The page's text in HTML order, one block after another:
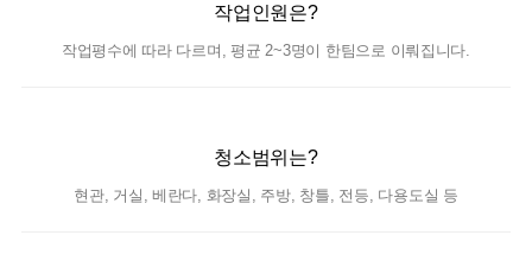
작업인원은?
작업평수에 따라 다르며, 평균 2~3명이 한팀으로 이뤄집니다.
청소범위는?
현관, 거실, 베란다, 화장실, 주방, 창틀, 전등, 다용도실 등